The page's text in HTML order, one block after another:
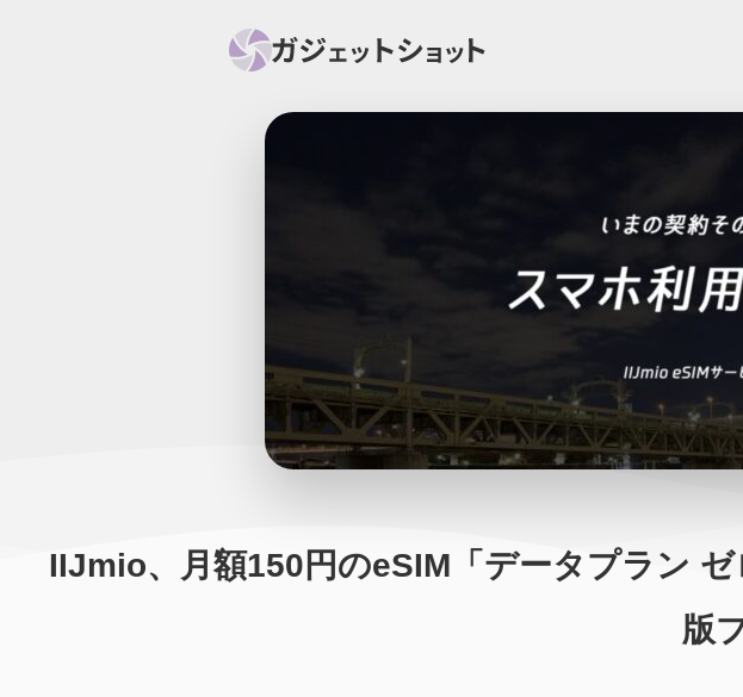
アクションカメラ カメラ
周辺機器
IIJmio、月額150円のeSIM「データプラン
版